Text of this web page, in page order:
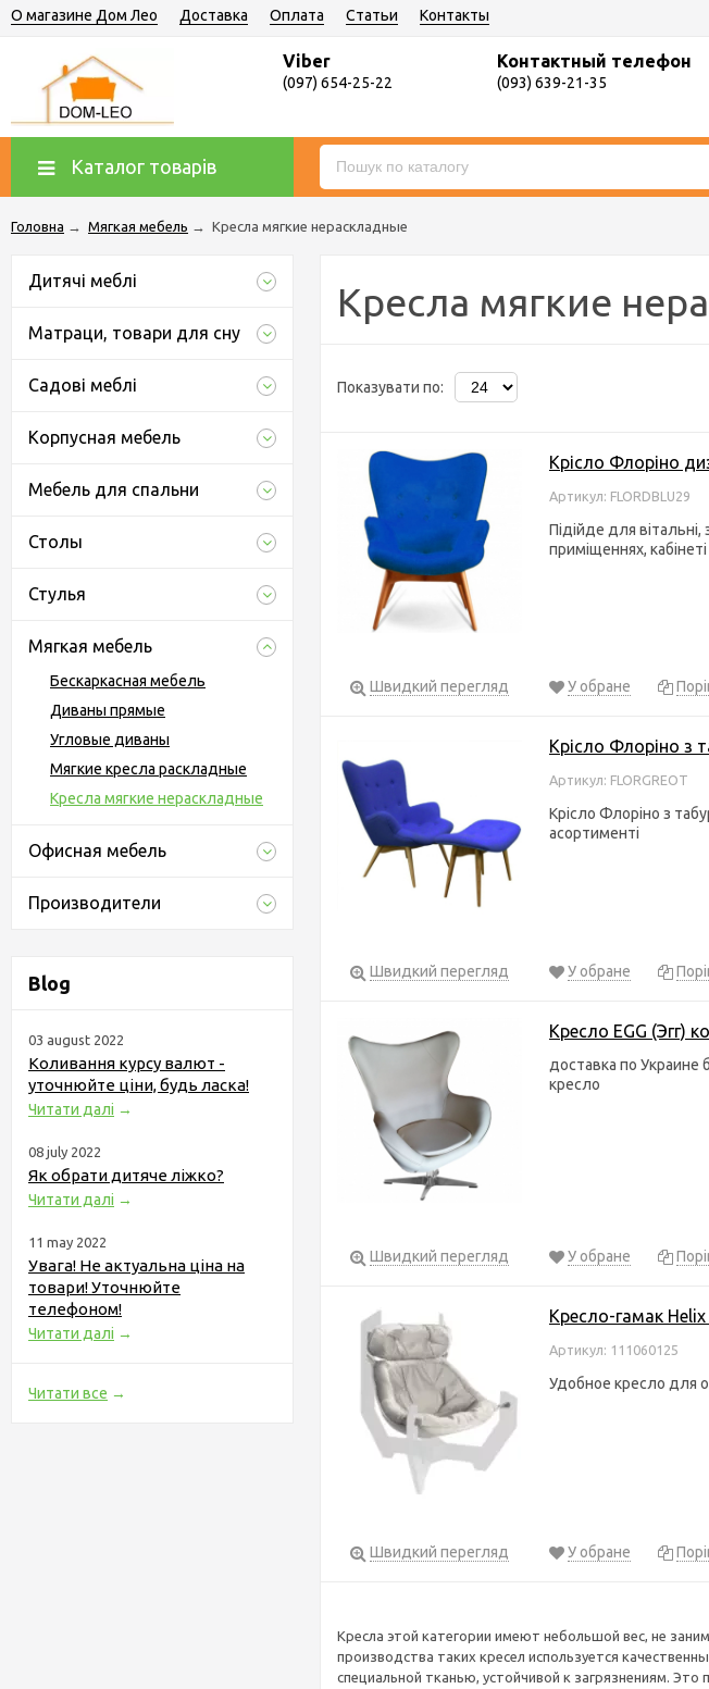
О магазине Дом Лео Доставка Оплата Статьи Контакты
Viber
(097) 654-25-22
Контактный телефон
(093) 639-21-35
Каталог товарів
Головна → Мягкая мебель → Кресла мягкие нераскладные
Дитячі меблі
Матраци, товари для сну
Садові меблі
Корпусная мебель
Мебель для спальни
Столы
Стулья
Мягкая мебель
Бескаркасная мебель
Диваны прямые
Угловые диваны
Мягкие кресла раскладные
Кресла мягкие нераскладные
Офисная мебель
Производители
Blog
03 august 2022
Коливання курсу валют -
уточнюйте ціни, будь ласка!
Читати далі →
08 july 2022
Як обрати дитяче ліжко?
Читати далі →
11 may 2022
Увага! Не актуальна ціна на
товари! Уточнюйте
телефоном!
Читати далі →
Читати все →
Кресла мягкие
Показувати по:
Крісло Флоріно
Артикул: FLORDBLU29
Підійде для
приміщеннях, кабінеті
Швидкий перегляд У обране
Крісло Флоріно з
Артикул: FLORGREOT
Крісло Флоріно з
асортименті
Швидкий перегляд У обране
Кресло EGG (Эгг)
доставка по Украине
кресло
Швидкий перегляд У обране
Кресло-гамак
Артикул: 111060125
Удобное кресло для
Швидкий перегляд У обране
Кресла этой категории имеют небольшой вес, не
производства таких кресел используется
специальной тканью, устойчивой к загрязнениям.